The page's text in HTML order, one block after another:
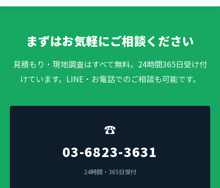
まずはお気軽にご相談ください
見積もり・現地調査はすべて無料。24時間365日受け付
けています。LINE・お電話でのご相談も可能です。
☎
03-6823-3631
24時間・365日受付